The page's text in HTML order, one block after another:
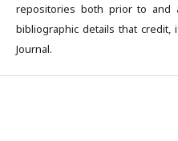
repositories both prior to and
bibliographic details that credit,
Journal.